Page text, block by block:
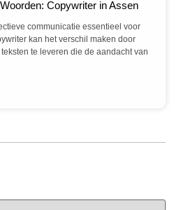
Copywriter in Assen
communicatie essentieel voor
kan het verschil maken door
te leveren die de aandacht van